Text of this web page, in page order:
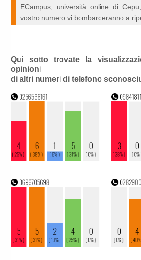
ECampus, università online di
vostro numero vi bombarderanno a
Qui sotto trovate la
opinioni
di altri numeri di telefono